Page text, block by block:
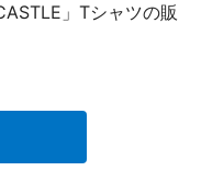
」Tシャツの販